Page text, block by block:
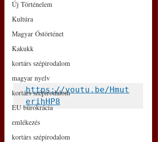
Új Történelem
Kultúra
Magyar Őstörténet
Kakukk
kortárs szépirodalom
magyar nyelv
kortárs szépirodalom
EU bürokrácia
emlékezés
kortárs szépirodalom
https://youtu.be/Hmut
erihHP8